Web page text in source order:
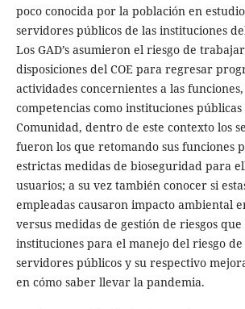
poco conocida por la población en
servidores públicos de las instituciones
Los GAD’s asumieron el riesgo de
disposiciones del COE para regresar
actividades concernientes a las
competencias como instituciones
Comunidad, dentro de este contexto los
fueron los que retomando sus funciones
estrictas medidas de bioseguridad para
usuarios; a su vez también conocer si
empleadas causaron impacto ambiental
versus medidas de gestión de riesgos
instituciones para el manejo del riesgo
servidores públicos y su respectivo
en cómo saber llevar la pandemia.